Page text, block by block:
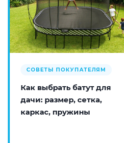
СОВЕТЫ ПОКУПАТЕЛЯМ
Как выбрать батут для
дачи: размер, сетка,
каркас, пружины